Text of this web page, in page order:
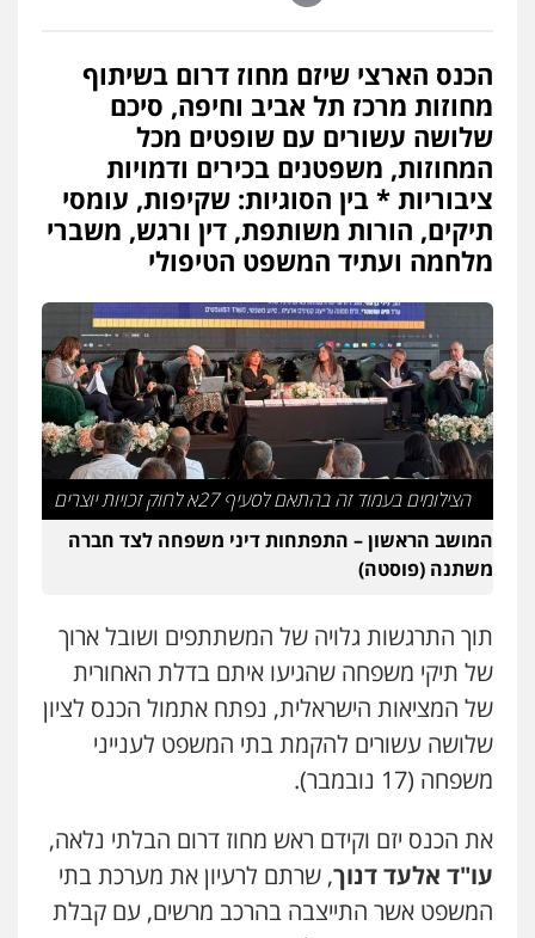
פלילי עורכי דין לענייני אסירים פשיעה
חמורה מעצרים וחקירות
0507587013
עו"ד אור בן שאנן
פלילי מעצרים וחקירות
0549199449
סלימאן אבו שעירה – משרד עורכי דין
פלילי בטחוני צבאי נזיקין
0547780927
עו"ד יניב זוסמן
פלילי כלכלי פשיעה חמורה מעצרים
וחקירות
0525199949
פלילי פשיעה חמורה צווארון לבן מעצרים
0543326767
עו"ד גיורא זילברשטיין
פשיעה חמורה
0505212444
עו"ד קובי בן שעיה
פלילי צווארון לבן צבאי
הכנס הארצי שיזם מחוז דרום בשיתוף
מחוזות מרכז תל אביב וחיפה, סיכם
שלושה עשורים עם שופטים מכל
המחוזות, משפטנים בכירים ודמויות
ציבוריות * בין הסוגיות: שקיפות, עומסי
תיקים, הורות משותפת, דין ורגש, משברי
מלחמה ועתיד המשפט הטיפולי
הצילומים בעמוד זה בהתאם לסעיף 27א לחוק זכויות יוצרים
המושב הראשון – התפתחות דיני משפחה לצד חברה
משתנה (פוסטה)
תוך התרגשות גלויה של המשתתפים ושובל ארוך
של תיקי משפחה שהגיעו איתם בדלת האחורית
של המציאות הישראלית, נפתח אתמול הכנס לציון
שלושה עשורים להקמת בתי המשפט לענייני
משפחה (17 נובמבר).
את הכנס יזם וקידם ראש מחוז דרום הבלתי נלאה,
עו"ד אלעד דנוך, שרתם לרעיון את מערכת בתי
המשפט אשר התייצבה בהרכב מרשים, עם קבלת